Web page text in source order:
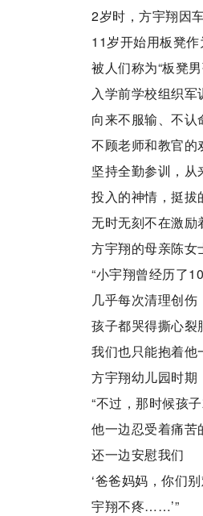
2岁时，方宇翔因
11岁开始用板凳
被人们称为“板凳男
入学前学校组织军
向来不服输、不认
不顾老师和教官的
坚持全勤参训，
投入的神情，挺拔
无时无刻不在激励
方宇翔的母亲陈女
“小宇翔曾经历了
几乎每次清理创伤
孩子都哭得撕心裂
我们也只能抱着他
方宇翔幼儿园时期
“不过，那时候孩
他一边忍受着痛苦
还一边安慰我们
‘爸爸妈妈，你们
宇翔不疼……’”